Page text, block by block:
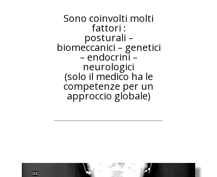
Sono coinvolti molti
fattori :
posturali –
biomeccanici – genetici
– endocrini –
neurologici
(solo il medico ha le
competenze per un
approccio globale)